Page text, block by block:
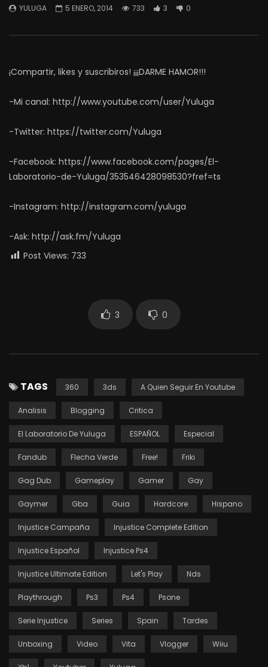
YULUGA 5 ENERO, 2014 733 3 0
¡Compartir, likes y suscribiros! ¡¡¡DARME HAMOR!!!
-Mi canal: http://www.youtube.com/user/Yuluga
-Twitter: https://twitter.com/Yuluga
-Facebook: https://www.facebook.com/pages/El-
Laboratorio-de-Yuluga/353546428098530?fref=ts
-Instagram: http://instagram.com/yuluga
-Ask: http://ask.fm/Yuluga
Post Views: 733
3 0
TAGS 360 3ds A Quien Seguir En Youtube
Analisis Blogging Critica
El Laboratorio De Yuluga ESPAÑOL Especial
Fandub Flecha Verde Free! Friki
Gag Dub Gameplay Gamer Gay
Gaymer Gba Guia Hardcore Hispano
Injustice Campaña Injustice Complete Edition
Injustice Español Injustice Ps4
Injustice Ultimate Edition Let's Play Nds
Playthrough Ps3 Ps4 Psone
Serie Injustice Series Spain Tardes
Unboxing Video Vita Vlogger Wiiu